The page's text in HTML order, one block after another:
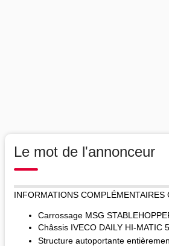
Le mot de l'annonceur
INFORMATIONS COMPLÉMENTAIRES
Carrossage MSG
Châssis IVECO DAILY HI-MATIC
Structure autoportante